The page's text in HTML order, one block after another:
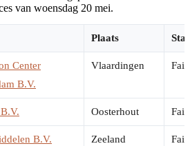
van woensdag 20 mei.
Plaats
Center
B.V.
Vlaardingen
Oosterhout
B.V. Zeeland